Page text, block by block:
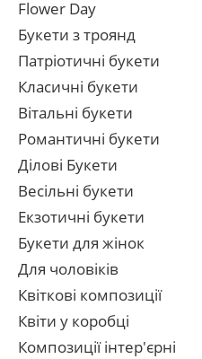
Flower Day
Букети з троянд
Патріотичні букети
Класичні букети
Вітальні букети
Романтичні букети
Ділові Букети
Весільні букети
Екзотичні букети
Букети для жінок
Для чоловіків
Квіткові композиції
Квіти у коробці
Композиції інтер'єрні